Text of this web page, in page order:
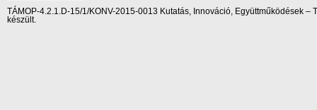
TÁMOP-4.2.1.D-15/1/KONV-2015-0013 Kutatás, Innováció, Együttműködések
készült.